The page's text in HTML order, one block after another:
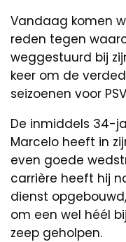
Vandaag komen
reden tegen
weggestuurd bij
keer om de
seizoenen voor
De inmiddels 34-
Marcelo heeft in
even goede
carrière heeft hij
dienst
om een wel héél
zeep geholpen.